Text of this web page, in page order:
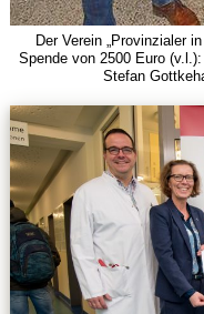
Der Verein „Provinzialer
Spende von 2500 Euro
Stefan